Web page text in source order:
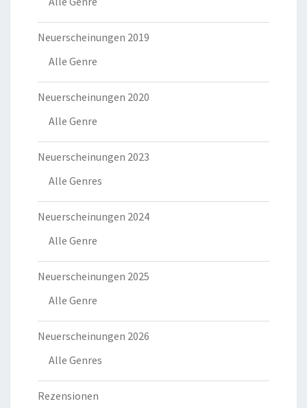
Neuerscheinungen 2019
Alle Genre
Neuerscheinungen 2020
Alle Genre
Neuerscheinungen 2023
Alle Genres
Neuerscheinungen 2024
Alle Genre
Neuerscheinungen 2025
Alle Genre
Neuerscheinungen 2026
Alle Genres
Rezensionen